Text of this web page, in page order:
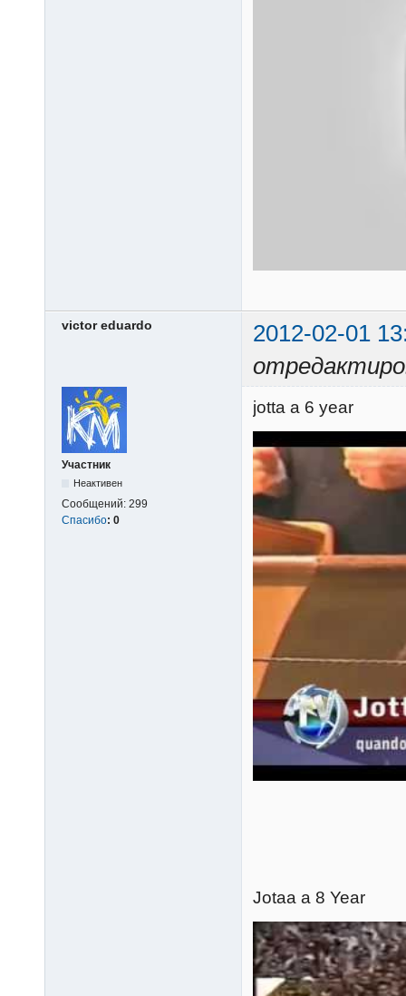
victor eduardo
2012-02-01
Участник
Неактивен
Сообщений: 299
Спасибо: 0
jotta a 6 year
Jotaa a 8 Year